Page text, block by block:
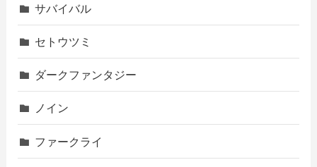
サバイバル
セトウツミ
ダークファンタジー
ノイン
ファークライ